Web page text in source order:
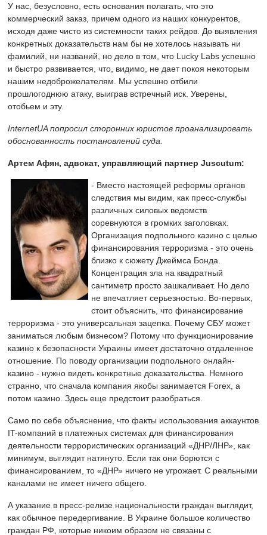
У нас, безусловно, есть основания полагать, что это
коммерческий заказ, причем одного из наших конкурентов,
исходя даже чисто из системности таких рейдов. До выявления
конкретных доказательств нам бы не хотелось называть ни
фамилий, ни названий, но дело в том, что Lucky Labs успешно
и быстро развивается, что, видимо, не дает покоя некоторым
нашим недоброжелателям. Мы успешно отбили
прошлогоднюю атаку, выиграв встречный иск. Уверены,
отобьем и эту.
InternetUA попросил сторонних юристов проанализировать
обоснованность постановлений суда.
Артем Афян, адвокат, управляющий партнер Juscutum:
- Вместо настоящей реформы органов
следствия мы видим, как пресс-службы
различных силовых ведомств
соревнуются в громких заголовках.
Организация подпольного казино с целью
финансирования терроризма - это очень
близко к сюжету Джеймса Бонда.
Концентрация зла на квадратный
сантиметр просто зашкаливает. Но дело
не впечатляет серьезностью. Во-первых,
стоит объяснить, что финансирование
терроризма - это универсальная зацепка. Почему СБУ может
заниматься любым бизнесом? Потому что функционирование
казино к безопасности Украины имеет достаточно отдаленное
отношение. По поводу организации подпольного онлайн-
казино - нужно видеть конкретные доказательства. Немного
странно, что сначала компания якобы занимается Forex, а
потом казино. Здесь еще предстоит разобраться.
Само по себе объяснение, что факты использования аккаунтов
IT-компаний в платежных системах для финансирования
деятельности террористических организаций «ДНР/ЛНР», как
минимум, выглядит натянуто. Если так они борются с
финансированием, то «ДНР» ничего не угрожает. С реальными
каналами не имеет ничего общего.
А указание в пресс-релизе национальности граждан выглядит,
как обычное передергивание. В Украине большое количество
граждан РФ, которые никоим образом не связаны с